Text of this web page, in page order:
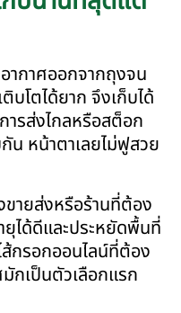
กาศออกจากถุงจน
บโตได้ยาก จึงเก็บได้
ารส่งไกลหรือสต็อก
หน้าตาเลยไม่ฟูสวย
ายส่งหรือร้านที่ต้อง
ยุได้ดีและประหยัดพื้นที่
ส้กรอกออนไลน์ที่ต้อง
เป็นตัวเลือกแรก